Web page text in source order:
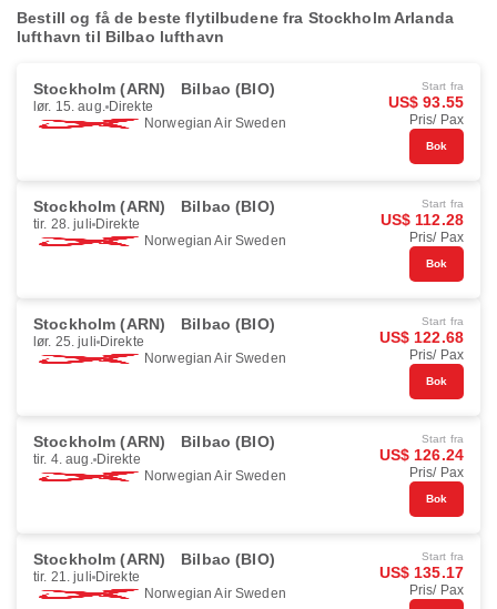
Bestill og få de beste flytilbudene fra Stockholm Arlanda
lufthavn til Bilbao lufthavn
Stockholm (ARN) Bilbao (BIO)
lør. 15. aug. Direkte
Norwegian Air Sweden
Start fra
US$ 93.55
Pris/ Pax
Bok
Stockholm (ARN) Bilbao (BIO)
tir. 28. juli Direkte
Norwegian Air Sweden
Start fra
US$ 112.28
Pris/ Pax
Bok
Stockholm (ARN) Bilbao (BIO)
lør. 25. juli Direkte
Norwegian Air Sweden
Start fra
US$ 122.68
Pris/ Pax
Bok
Stockholm (ARN) Bilbao (BIO)
tir. 4. aug. Direkte
Norwegian Air Sweden
Start fra
US$ 126.24
Pris/ Pax
Bok
Stockholm (ARN) Bilbao (BIO)
tir. 21. juli Direkte
Norwegian Air Sweden
Start fra
US$ 135.17
Pris/ Pax